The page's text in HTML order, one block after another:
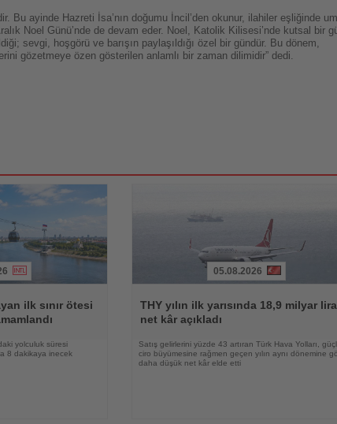
Bu ayinde Hazreti İsa’nın doğumu İncil’den okunur, ilahiler eşliğinde
Noel Günü’nde de devam eder. Noel, Katolik Kilisesi’nde kutsal bir
sevgi, hoşgörü ve barışın paylaşıldığı özel bir gündür. Bu dönem,
gözetmeye özen gösterilen anlamlı bir zaman dilimidir” dedi.
ilk sınır ötesi
yolculuk süresi
8 dakikaya inecek
Oku
05.08.2026
THY yılın ilk yarısında 18,9 milyar lira
net kâr açıkladı
Satış gelirlerini yüzde 43 artıran Türk Hava Yolları,
ciro büyümesine rağmen geçen yılın aynı dönemine
daha düşük net kâr elde etti